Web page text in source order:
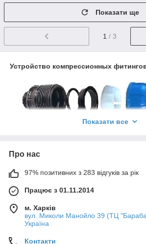
Показати ще
1 / 3
Устройство компрессионных
ПНД фитинги компрессионные – это
разнообразных систем из полиэтиленовых
из полипропиленового сополимера.
Изготавливаются фитинги разных
диаметра и назначения, резьба может
на внешней и на внутренней поверхности
фитинг, диаметр приспособления может
Показати все
Про нас
97% позитивних з 283 відгуків за рік
Працює з 01.11.2014
м. Харків
вул. Миколи Манойло 39 (ТЦ
Україна
Контакти